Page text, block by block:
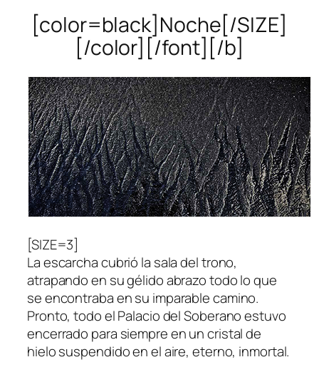
[color=black]Noche[/SIZE]
[/color][/font][/b]
[SIZE=3]
La escarcha cubrió la sala del trono,
atrapando en su gélido abrazo todo lo que
se encontraba en su imparable camino.
Pronto, todo el Palacio del Soberano estuvo
encerrado para siempre en un cristal de
hielo suspendido en el aire, eterno, inmortal.